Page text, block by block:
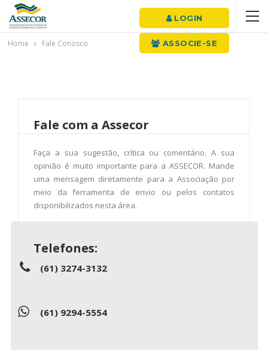
LOGIN
ASSOCIE-SE
Home Fale Conosco
Fale com a Assecor
Faça a sua sugestão, crítica ou comentário. A sua
opinião é muito importante para a ASSECOR. Mande
uma mensagem diretamente para a Associação por
meio da ferramenta de envio ou pelos contatos
disponibilizados nesta área.
Telefones:
(61) 3274-3132
(61) 9294-5554